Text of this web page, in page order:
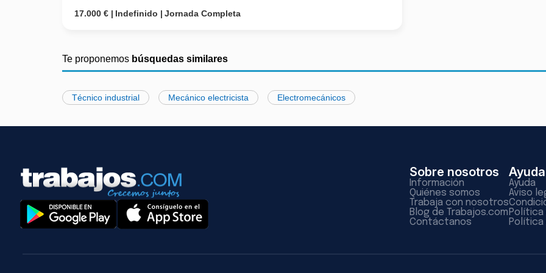
17.000 €
Indefinido Jornada Completa
Te proponemos búsquedas similares
Técnico industrial Mecánico electricista Electromecánicos
Sobre nosotros
Información
Quiénes somos
Trabaja con nosotros
Blog de Trabajos.com
Contáctanos
Ayuda
Ayuda
Aviso
Política